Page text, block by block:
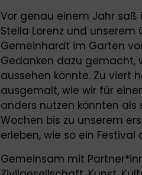
Vor genau einem Jahr
Stella Lorenz und
Gemeinhardt im Garten
Gedanken dazu gemacht,
aussehen könnte. Zu viert
ausgemalt, wie wir für
anders nutzen könnten als
Wochen bis zu unserem
erleben, wie so ein Festival
Gemeinsam mit